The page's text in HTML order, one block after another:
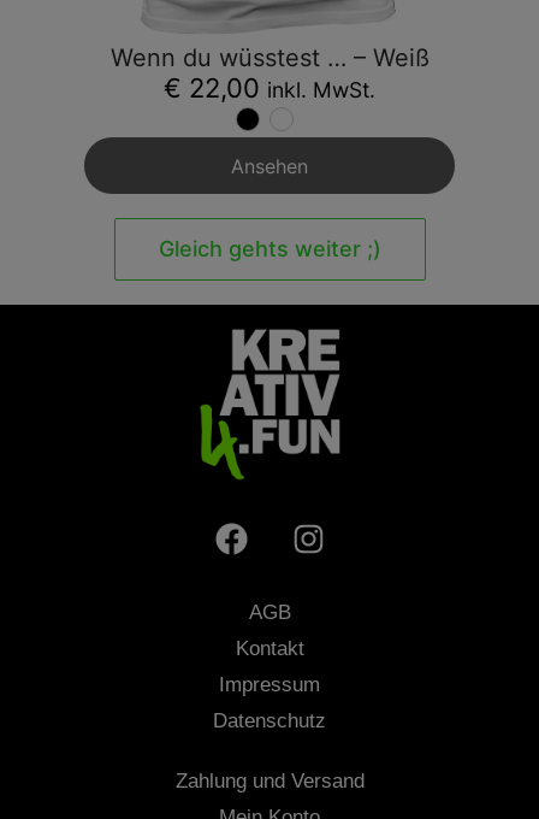
Wenn du wüsstest … – Weiß
€ 22,00 inkl. MwSt.
Ansehen
Gleich gehts weiter ;)
AGB
Kontakt
Impressum
Datenschutz
Zahlung und Versand